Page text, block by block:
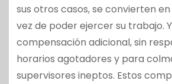
sus otros casos, se convierten
vez de poder ejercer su trabajo.
compensación adicional, sin
horarios agotadores y para
supervisores ineptos. Estos